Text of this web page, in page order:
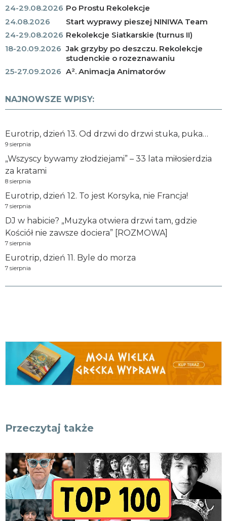
24-29.08.2026 Po Prostu Rekolekcje
24.08.2026
Start wyprawy pieszej NINIWA Team
24-29.08.2026 Rekolekcje Siatkarskie (turnus II)
18-20.09.2026 Jak grzyby po deszczu. Rekolekcje
studenckie o rozeznawaniu
25-27.09.2026 A². Animacja Animatorów
NAJNOWSZE WPISY:
Eurotrip, dzień 13. Od drzwi do drzwi stuka, puka…
9 sierpnia
„Wszyscy bywamy złodziejami” – 33 lata miłosierdzia
za kratami
8 sierpnia
Eurotrip, dzień 12. To jest Korsyka, nie Francja!
7 sierpnia
DJ w habicie? „Muzyka otwiera drzwi tam, gdzie
Kościół nie zawsze dociera” [ROZMOWA]
7 sierpnia
Eurotrip, dzień 11. Byle do morza
7 sierpnia
Przeczytaj także